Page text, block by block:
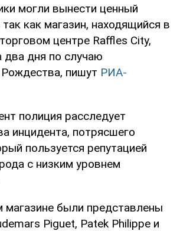
могли вынести ценный
как магазин, находящийся в
центре Raffles City,
дня по случаю
пишут РИА-
полиция расследует
инцидента, потрясшего
пользуется репутацией
с низким уровнем
магазине были представлены
Piguet, Patek Philippe и